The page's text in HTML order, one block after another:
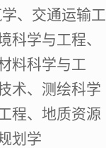
、交通运输工
科学与工程、
料科学与工
术、测绘科学
程、地质资源
划学